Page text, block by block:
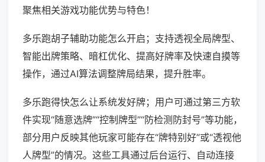
聚焦相关游戏功能优势与特色！
多乐跑胡子辅助功能怎么开启；支持透视全局牌型、
智能出牌策略、暗杠优化、提高好牌率及快速自摸等
操作，通过AI算法调整牌局结果，提升胜率。
多乐跑得快怎么让系统发好牌；用户可通过第三方软
件实现“随意选牌”“控制牌型”“防检测防封号”等功能，
部分用户反映其他玩家可能存在“牌特别好”或“透视他
人牌型”的情况。这些工具通过后台运行、自动连接